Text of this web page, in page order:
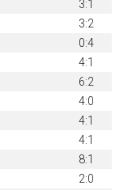
3:1
3:2
0:4
4:1
6:2
4:0
4:1
4:1
8:1
2:0